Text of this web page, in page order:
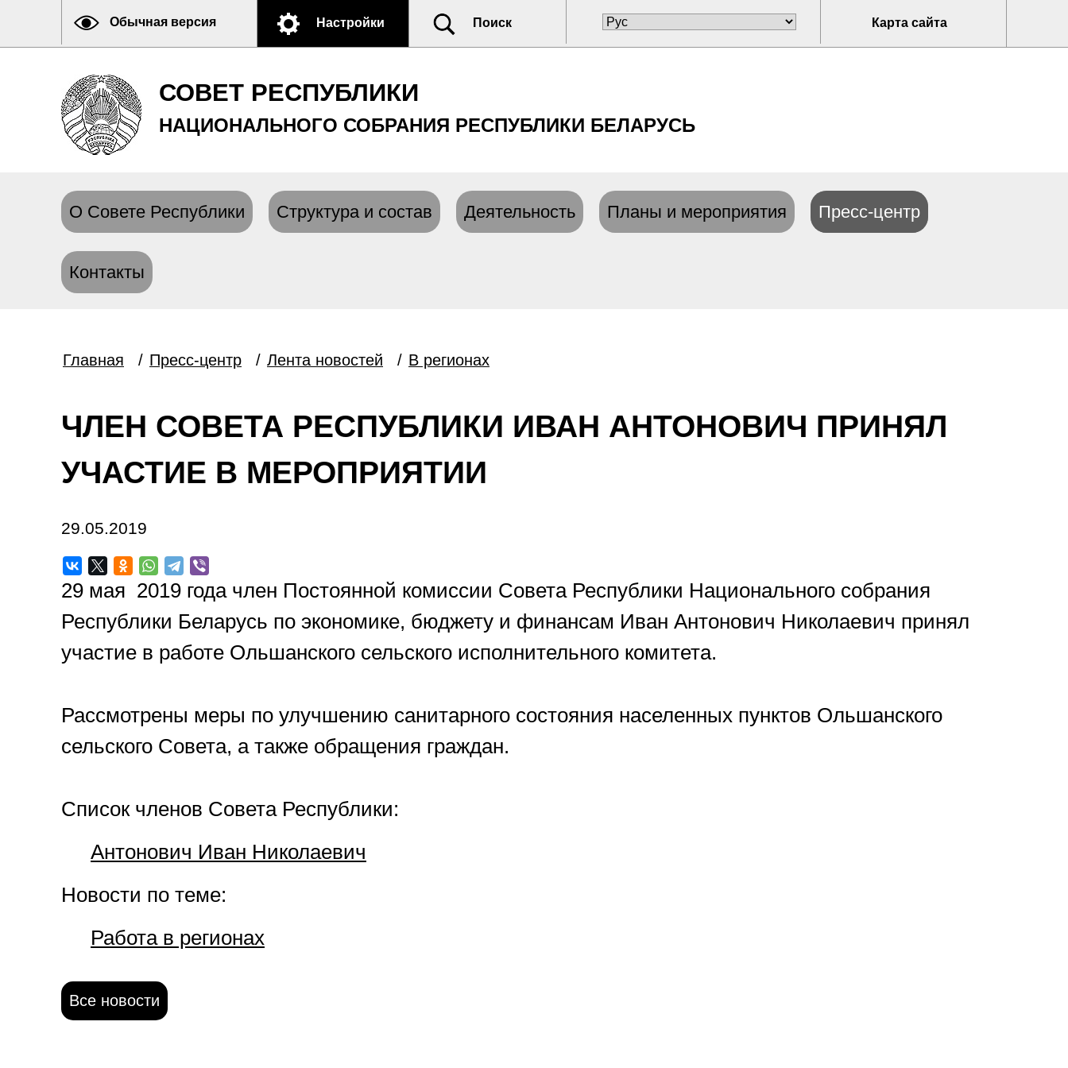
Обычная версия Настройки Поиск Карта сайта
СОВЕТ РЕСПУБЛИКИ
НАЦИОНАЛЬНОГО СОБРАНИЯ РЕСПУБЛИКИ БЕЛАРУСЬ
О Совете Республики Структура и состав Деятельность Планы и мероприятия Пресс-центр
Контакты
Главная / Пресс-центр / Лента новостей / В регионах
ЧЛЕН СОВЕТА РЕСПУБЛИКИ ИВАН АНТОНОВИЧ ПРИНЯЛ
УЧАСТИЕ В МЕРОПРИЯТИИ
29.05.2019
29 мая 2019 года член Постоянной комиссии Совета Республики Национального собрания
Республики Беларусь по экономике, бюджету и финансам Иван Антонович Николаевич принял
участие в работе Ольшанского сельского исполнительного комитета.
Рассмотрены меры по улучшению санитарного состояния населенных пунктов Ольшанского
сельского Совета, а также обращения граждан.
Список членов Совета Республики:
Антонович Иван Николаевич
Новости по теме:
Работа в регионах
Все новости